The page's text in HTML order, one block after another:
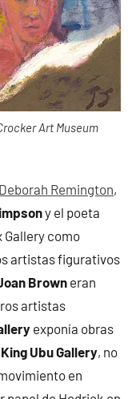
Art Museum
Deborah Remington,
y el poeta
Gallery como
artistas figurativos
Browneran
artistas
exponía obras
King Ubu Gallery, no
en